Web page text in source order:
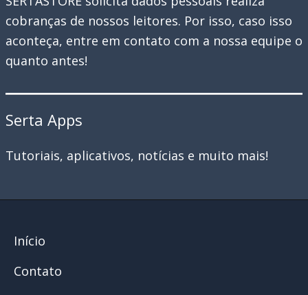
cobranças de nossos leitores. Por isso, caso isso
aconteça, entre em contato com a nossa equipe o
quanto antes!
Serta Apps
Tutoriais, aplicativos, notícias e muito mais!
Início
Contato